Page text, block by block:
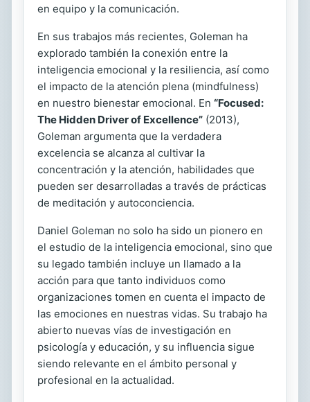
en equipo y la comunicación.
En sus trabajos más recientes, Goleman ha
explorado también la conexión entre la
inteligencia emocional y la resiliencia, así como
el impacto de la atención plena (mindfulness)
en nuestro bienestar emocional. En “Focused:
The Hidden Driver of Excellence” (2013),
Goleman argumenta que la verdadera
excelencia se alcanza al cultivar la
concentración y la atención, habilidades que
pueden ser desarrolladas a través de prácticas
de meditación y autoconciencia.
Daniel Goleman no solo ha sido un pionero en
el estudio de la inteligencia emocional, sino que
su legado también incluye un llamado a la
acción para que tanto individuos como
organizaciones tomen en cuenta el impacto de
las emociones en nuestras vidas. Su trabajo ha
abierto nuevas vías de investigación en
psicología y educación, y su influencia sigue
siendo relevante en el ámbito personal y
profesional en la actualidad.